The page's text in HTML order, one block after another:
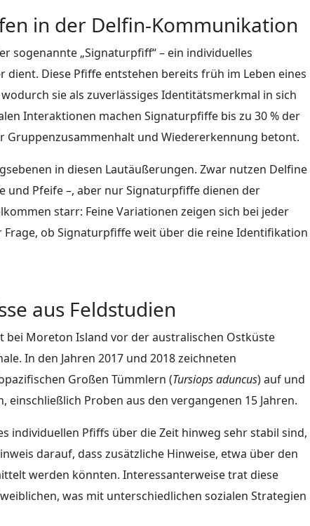
in der Delfin-Kommunikation
sogenannte „Signaturpfiff“ – ein individuelles
dient. Diese Pfiffe entstehen bereits früh im Leben eines
sie als zuverlässiges Identitätsmerkmal in sich
Interaktionen machen Signaturpfiffe bis zu 30 % der
Gruppenzusammenhalt und Wiedererkennung betont.
in diesen Lautäußerungen. Zwar nutzen Delfine
und Pfeife –, aber nur Signaturpfiffe dienen der
starr: Feine Variationen zeigen sich bei jeder
ob Signaturpfiffe weit über die reine Identifikation
aus Feldstudien
bei Moreton Island vor der australischen Ostküste
In den Jahren 2017 und 2018 zeichneten
Großen Tümmlern (Tursiops aduncus) auf und
Proben aus den vergangenen 15 Jahren.
individuellen Pfiffs über die Zeit hinweg sehr stabil sind,
darauf, dass zusätzliche Hinweise, etwa über den
werden könnten. Interessanterweise trat diese
was mit unterschiedlichen sozialen Strategien